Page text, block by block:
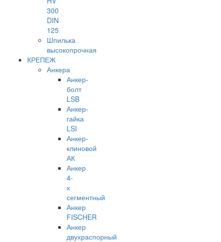
300
DIN
125
Шпилька
высокопрочная
КРЕПЕЖ
Анкера
Анкер-
болт
LSB
Анкер-
гайка
LSI
Анкер-
клиновой
АК
Анкер
4-
х
сегментный
Анкер
FISCHER
Анкер
двухраспорный